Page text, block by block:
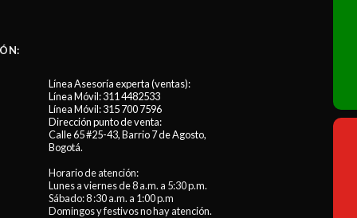
Línea Asesoría experta (ventas):
Línea Móvil:311 4482533
Línea Móvil:315 700 7596
Dirección punto de venta:
Calle 65 #25-43, Barrio 7 de Agosto,
Bogotá.
Horario de atención:
Lunes a viernes de 8 a.m. a 5:30 p.m.
Sábado: 8 :30 a.m. a 1:00 p.m
Domingos y festivos no hay atención.